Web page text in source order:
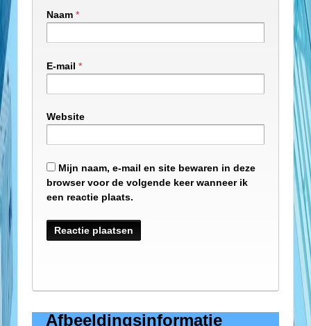
Naam *
E-mail *
Website
Mijn naam, e-mail en site bewaren in deze
browser voor de volgende keer wanneer ik
een reactie plaats.
Afbeeldingsinformatie